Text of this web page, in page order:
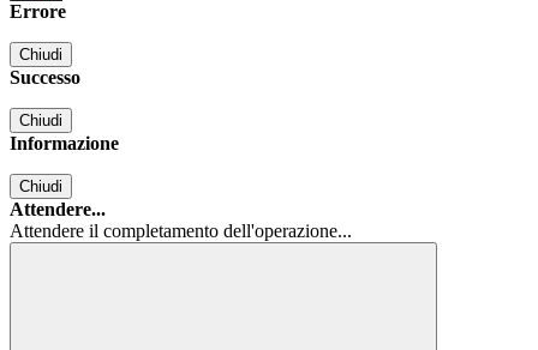
Errore
Chiudi
Successo
Chiudi
Informazione
Chiudi
Attendere...
Attendere il completamento dell'operazione...